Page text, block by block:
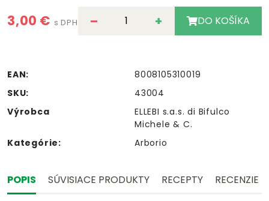
3,00 € s DPH – + DO KOŠÍKA
EAN:
8008105310019
SKU:
43004
Výrobca
ELLEBI s.a.s. di Bifulco
Michele & C.
Kategórie:
Arborio
POPIS SÚVISIACE PRODUKTY RECEPTY RECENZIE